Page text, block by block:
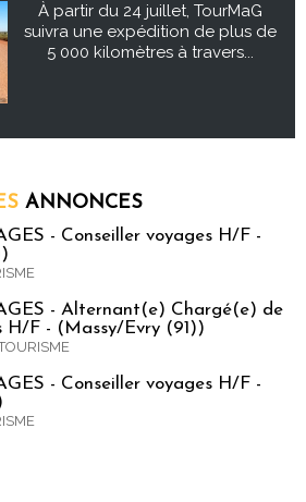
À partir du 24 juillet, TourMaG
suivra une expédition de plus de
5 000 kilomètres à travers...
ANNONCES
- Conseiller voyages H/F -
- Alternant(e) Chargé(e) de
H/F - (Massy/Evry (91))
- Conseiller voyages H/F -